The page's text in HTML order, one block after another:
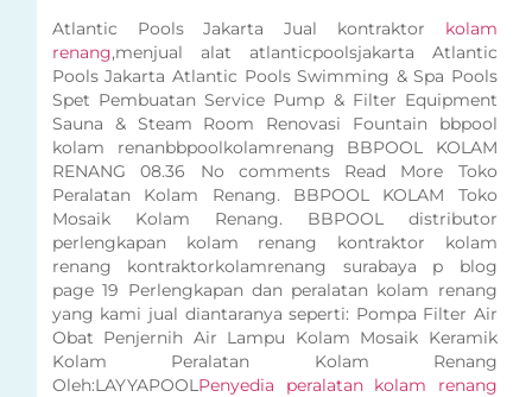
Atlantic Pools Jakarta Jual kontraktor kolam
renang,menjual alat atlanticpoolsjakarta Atlantic
Pools Jakarta Atlantic Pools Swimming & Spa Pools
Spet Pembuatan Service Pump & Filter Equipment
Sauna & Steam Room Renovasi Fountain bbpool
kolam renanbbpoolkolamrenang BBPOOL KOLAM
RENANG 08.36 No comments Read More Toko
Peralatan Kolam Renang. BBPOOL KOLAM Toko
Mosaik Kolam Renang. BBPOOL distributor
perlengkapan kolam renang kontraktor kolam
renang kontraktorkolamrenang surabaya p blog
page 19 Perlengkapan dan peralatan kolam renang
yang kami jual diantaranya seperti: Pompa Filter Air
Obat Penjernih Air Lampu Kolam Mosaik Keramik
Kolam Peralatan Kolam Renang
Oleh:LAYYAPOOLPenyedia peralatan kolam renang